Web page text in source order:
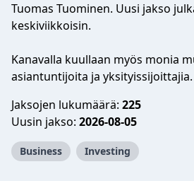
Tuomas Tuominen. Uusi jakso
keskiviikkoisin.
Kanavalla kuullaan myös monia
asiantuntijoita ja yksityissijoittajia.
Jaksojen lukumäärä: 225
Uusin jakso: 2026-08-05
Business Investing